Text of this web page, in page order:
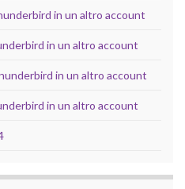
in un altro account
in un altro account
in un altro account
in un altro account